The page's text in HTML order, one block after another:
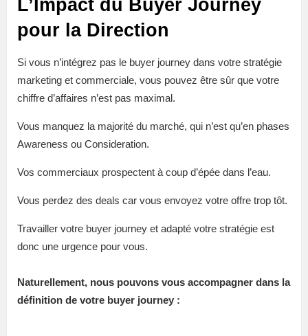
L’Impact du Buyer Journey
pour la Direction
Si vous n’intégrez pas le buyer journey dans votre stratégie
marketing et commerciale, vous pouvez être sûr que votre
chiffre d’affaires n’est pas maximal.
Vous manquez la majorité du marché, qui n’est qu’en phases
Awareness ou Consideration.
Vos commerciaux prospectent à coup d’épée dans l’eau.
Vous perdez des deals car vous envoyez votre offre trop tôt.
Travailler votre buyer journey et adapté votre stratégie est
donc une urgence pour vous.
Naturellement, nous pouvons vous accompagner dans la
définition de votre buyer journey :